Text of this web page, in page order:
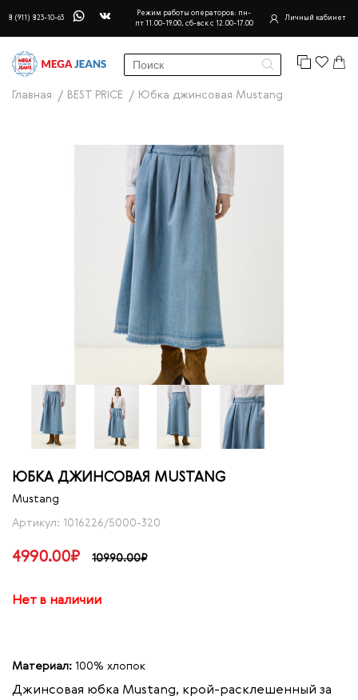
8 (911) 823-10-63
Режим работы операторов: пн-
пт 11.00-19.00, сб-вск с 12.00-17.00
Личный кабинет
Главная BEST PRICE Юбка джинсовая Mustang
ЮБКА ДЖИНСОВАЯ MUSTANG
Mustang
Артикул: 1016226/5000-320
4990.00₽ 10990.00₽
Нет в наличии
Материал: 100% хлопок
Джинсовая юбка Mustang, крой-расклешенный за